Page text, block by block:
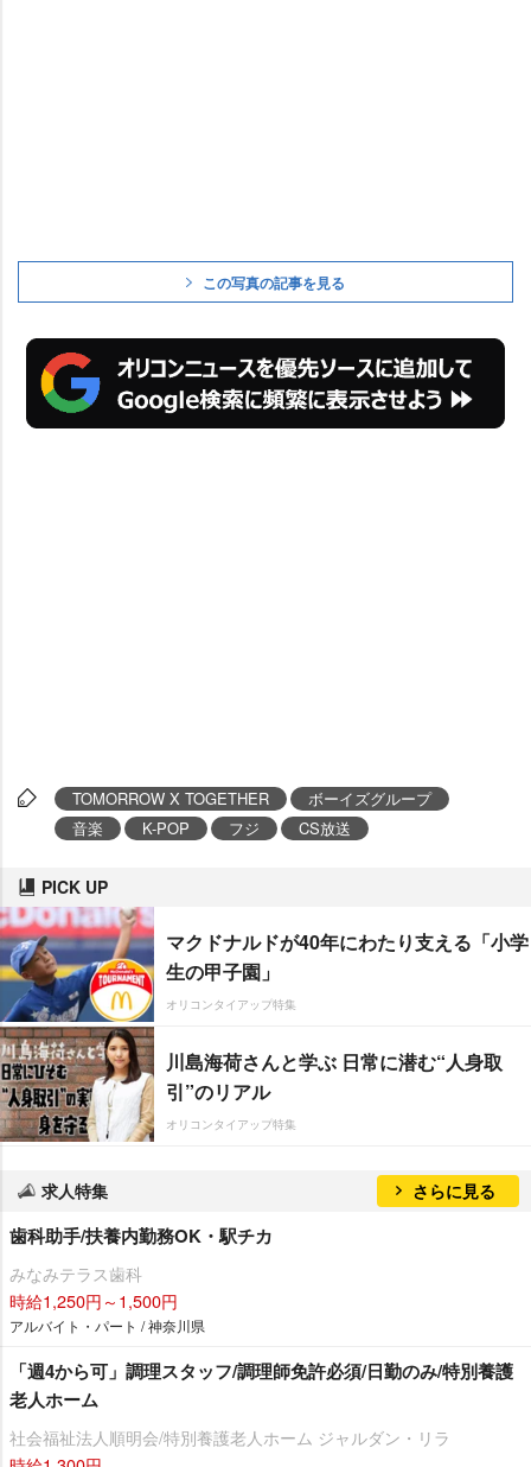
この写真の記事を見る
TOMORROW X TOGETHER
ボーイズグループ
音楽
K-POP フジ CS放送
PICK UP
マクドナルドが40年にわたり支える「小学
生の甲子園」
オリコンタイアップ特集
川島海荷さんと学ぶ 日常に潜む“人身取
引”のリアル
オリコンタイアップ特集
求人特集 さらに見る
歯科助手/扶養内勤務OK・駅チカ
みなみテラス歯科
時給1,250円～1,500円
アルバイト・パート / 神奈川県
「週4から可」調理スタッフ/調理師免許必須/日勤のみ/特別養護
老人ホーム
社会福祉法人順明会/特別養護老人ホーム ジャルダン・リラ